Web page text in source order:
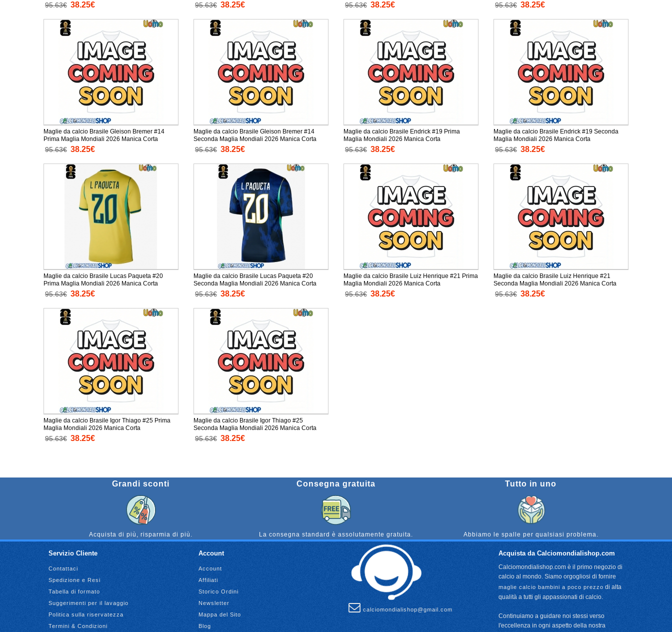
95.63€ 38.25€ 95.63€ 38.25€ 95.63€ 38.25€ 95.63€ 38.25€
Maglie da calcio Brasile Gleison Bremer #14
Prima Maglia Mondiali 2026 Manica Corta
95.63€ 38.25€
Maglie da calcio Brasile Gleison Bremer #14
Seconda Maglia Mondiali 2026 Manica Corta
95.63€ 38.25€
Maglie da calcio Brasile Endrick #19 Prima
Maglia Mondiali 2026 Manica Corta
95.63€ 38.25€
Maglie da calcio Brasile Endrick #19 Seconda
Maglia Mondiali 2026 Manica Corta
95.63€ 38.25€
Maglie da calcio Brasile Lucas Paqueta #20
Prima Maglia Mondiali 2026 Manica Corta
95.63€ 38.25€
Maglie da calcio Brasile Lucas Paqueta #20
Seconda Maglia Mondiali 2026 Manica Corta
95.63€ 38.25€
Maglie da calcio Brasile Luiz Henrique #21 Prima
Maglia Mondiali 2026 Manica Corta
95.63€ 38.25€
Maglie da calcio Brasile Luiz Henrique #21
Seconda Maglia Mondiali 2026 Manica Corta
95.63€ 38.25€
Maglie da calcio Brasile Igor Thiago #25 Prima
Maglia Mondiali 2026 Manica Corta
95.63€ 38.25€
Maglie da calcio Brasile Igor Thiago #25
Seconda Maglia Mondiali 2026 Manica Corta
95.63€ 38.25€
Grandi sconti
Acquista di più, risparmia di più.
Consegna gratuita
La consegna standard è assolutamente gratuita.
Tutto in uno
Abbiamo le spalle per qualsiasi problema.
Servizio Cliente
Contattaci
Spedizione e Resi
Tabella di formato
Suggerimenti per il lavaggio
Politica sulla riservatezza
Termini & Condizioni
Account
Account
Affiliati
Storico Ordini
Newsletter
Mappa del Sito
Blog
calciomondialishop@gmail.com
Acquista da Calciomondialishop.com
Calciomondialishop.com è il primo negozio di
calcio al mondo. Siamo orgogliosi di fornire
maglie calcio bambini a poco prezzo di alta
qualità a tutti gli appassionati di calcio.
Continuiamo a guidare noi stessi verso
l'eccellenza in ogni aspetto della nostra